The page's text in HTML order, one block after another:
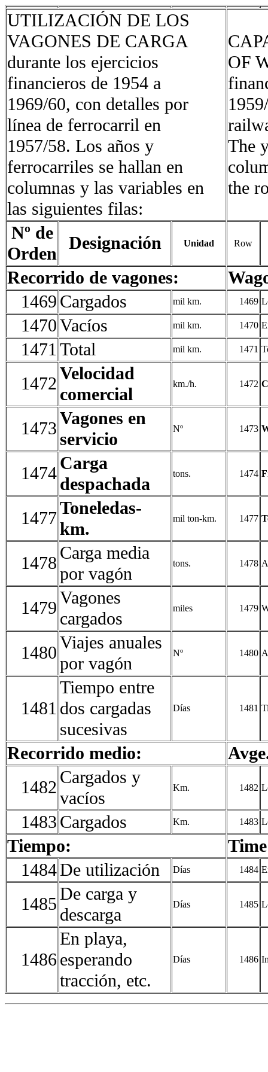
UTILIZACIÓN DE LOS
VAGONES DE CARGA
durante los ejercicios
financieros de 1954 a
1969/60, con detalles por
línea de ferrocarril en
1957/58. Los años y
ferrocarriles se hallan en
columnas y las variables en
las siguientes filas:
OF
The
the
Nº de
Orden
Designación Unidad Row
Recorrido de vagones:
1469 Cargados mil km. 1469
1470Vacíos mil km. 1470
1471Total mil km. 1471
1472Velocidad
comercial
km./h. 1472
1473Vagones en
servicio
Nº 1473
1474Carga
despachada
tons. 1474
1477Toneledas-
km.
mil ton-km. 1477
1478 Carga media
por vagón
tons. 1478
1479Vagones
cargados
miles 1479
1480Viajes anuales
por vagón
Nº 1480
1481
Tiempo entre
dos cargadas
sucesivas
Días 1481
Recorrido medio:
1482 Cargados y
vacíos
Km. 1482
1483 Cargados Km. 1483
Tiempo:
1484De utilización Días 1484
1485De carga y
descarga
Días 1485
1486
En playa,
esperando
tracción, etc.
Días 1486